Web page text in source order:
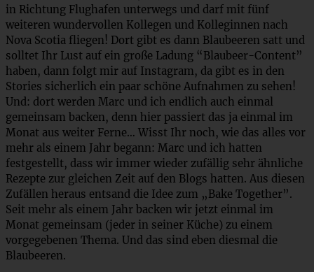
in Richtung Flughafen unterwegs und darf mit fünf
weiteren wundervollen Kollegen und Kolleginnen nach
Nova Scotia fliegen! Dort gibt es dann Blaubeeren satt und
solltet Ihr Lust auf ein große Ladung “Blaubeer-Content”
haben, dann folgt mir auf Instagram, da gibt es in den
Stories sicherlich ein paar schöne Aufnahmen zu sehen!
Und: dort werden Marc und ich endlich auch einmal
gemeinsam backen, denn hier passiert das ja einmal im
Monat aus weiter Ferne… Wisst Ihr noch, wie das alles vor
mehr als einem Jahr begann: Marc und ich hatten
festgestellt, dass wir immer wieder zufällig sehr ähnliche
Rezepte zur gleichen Zeit auf den Blogs hatten. Aus diesen
Zufällen heraus entsand die Idee zum „Bake Together”.
Seit mehr als einem Jahr backen wir jetzt einmal im
Monat gemeinsam (jeder in seiner Küche) zu einem
vorgegebenen Thema. Und das sind eben diesmal die
Blaubeeren.